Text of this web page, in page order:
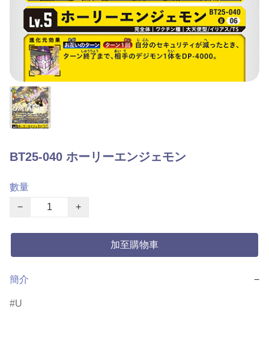
BT25-040 ホーリーエンジェモン
數量
−
+
加至購物車
簡介 −
U